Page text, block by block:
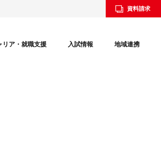
資料請求
リア・就職支援 入試情報 地域連携